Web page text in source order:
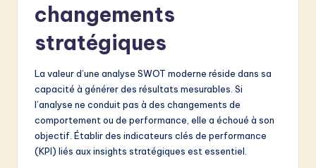
changements
stratégiques
La valeur d’une analyse SWOT moderne réside dans sa
capacité à générer des résultats mesurables. Si
l’analyse ne conduit pas à des changements de
comportement ou de performance, elle a échoué à son
objectif. Établir des indicateurs clés de performance
(KPI) liés aux insights stratégiques est essentiel.